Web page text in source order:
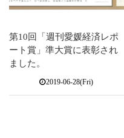
第10回「週刊愛媛経済レポ
ート賞」準大賞に表彰され
ました。
2019-06-28(Fri)